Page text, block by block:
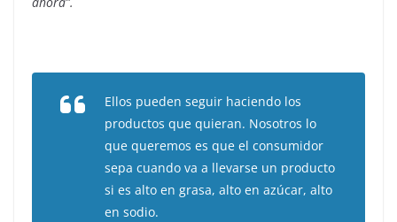
Ellos pueden seguir haciendo los
productos que quieran. Nosotros lo
que queremos es que el consumidor
sepa cuando va a llevarse un producto
si es alto en grasa, alto en azúcar, alto
en sodio.